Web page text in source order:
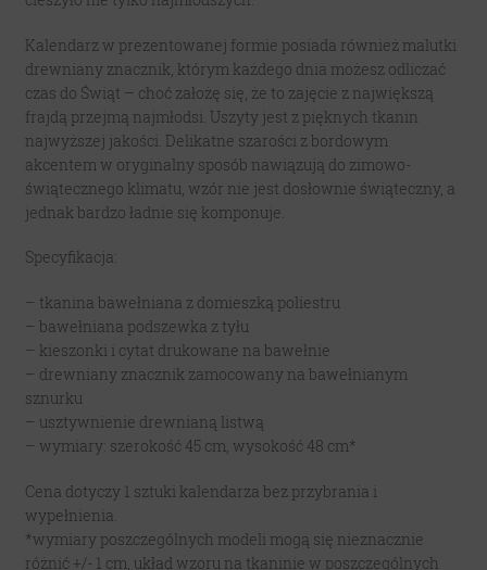
Kalendarz w prezentowanej formie posiada również malutki
drewniany znacznik, którym każdego dnia możesz odliczać
czas do Świąt – choć założę się, że to zajęcie z największą
frajdą przejmą najmłodsi. Uszyty jest z pięknych tkanin
najwyższej jakości. Delikatne szarości z bordowym
akcentem w oryginalny sposób nawiązują do zimowo-
świątecznego klimatu, wzór nie jest dosłownie świąteczny, a
jednak bardzo ładnie się komponuje.
Specyfikacja:
– tkanina bawełniana z domieszką poliestru
– bawełniana podszewka z tyłu
– kieszonki i cytat drukowane na bawełnie
– drewniany znacznik zamocowany na bawełnianym
sznurku
– usztywnienie drewnianą listwą
– wymiary: szerokość 45 cm, wysokość 48 cm*
Cena dotyczy 1 sztuki kalendarza bez przybrania i
wypełnienia.
*wymiary poszczególnych modeli mogą się nieznacznie
różnić +/- 1 cm, układ wzoru na tkaninie w poszczególnych